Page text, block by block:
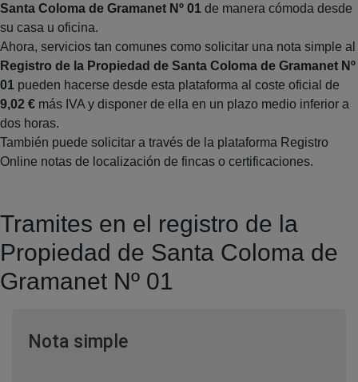
Santa Coloma de Gramanet Nº 01 de manera cómoda desde
su casa u oficina.
Ahora, servicios tan comunes como solicitar una nota simple al
Registro de la Propiedad de Santa Coloma de Gramanet Nº
01 pueden hacerse desde esta plataforma al coste oficial de
9,02 € más IVA y disponer de ella en un plazo medio inferior a
dos horas.
También puede solicitar a través de la plataforma Registro
Online notas de localización de fincas o certificaciones.
Tramites en el registro de la
Propiedad de Santa Coloma de
Gramanet Nº 01
Nota simpleVentana nueva